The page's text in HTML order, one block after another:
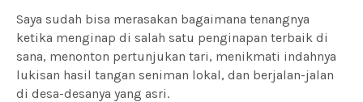
Saya sudah bisa merasakan bagaimana tenangnya
ketika menginap di salah satu penginapan terbaik di
sana, menonton pertunjukan tari, menikmati indahnya
lukisan hasil tangan seniman lokal, dan berjalan-jalan
di desa-desanya yang asri.